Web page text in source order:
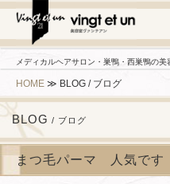
メディカルヘアサロン・巣鴨・西巣鴨の美
HOME ≫ BLOG / ブログ
BLOG / ブログ
まつ毛パーマ 人気です